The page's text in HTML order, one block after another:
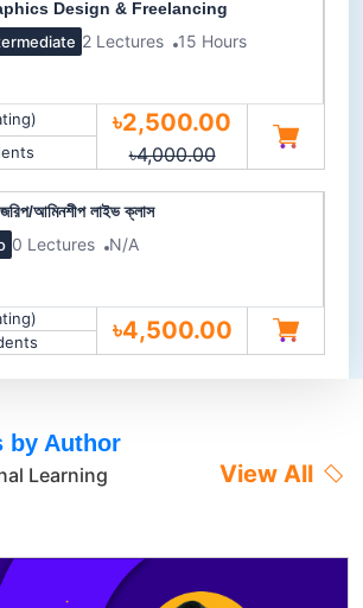
Design & Freelancing
2 Lectures 15 Hours
৳2,500.00
৳4,000.00
আমিনশীপ লাইভ ক্লাস
0 Lectures N/A
৳4,500.00
by Author
Learning
View All